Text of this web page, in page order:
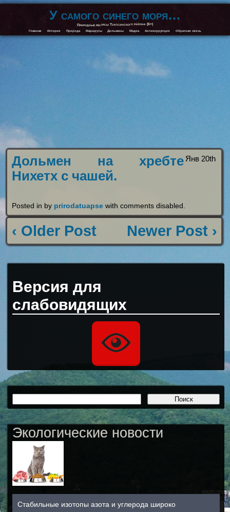
У самого синего моря…
Природные ресурсы Туапсинского района (6+)
Главная История Природа Маршруты Дольмены Медиа Антикоррупция Обратная связь
Янв 20th
Дольмен на хребте
Нихетх с чашей.
Posted in by prirodatuapsewith comments disabled
‹ Older Post Newer Post ›
Версия для
слабовидящих
Экологические новости
Стабильные изотопы азота и углерода широко